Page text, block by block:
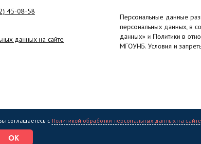
45-08-58
данных на сайте
Персональные данные
персональных данных, в
данных» и Политики в
МГОУНБ. Условия и
областная универсальная научная библиотека"
соглашаетесь с Политикой обработки персональных данных на
ОК